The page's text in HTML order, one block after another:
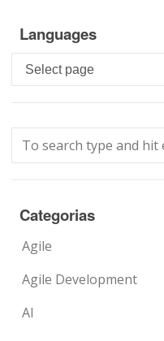
Languages
Languages
Categorias
Agile
Agile Development
AI